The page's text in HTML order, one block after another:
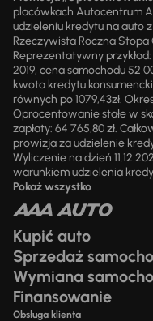
placówkach Autocentrum
udzieleniu kredytu na auto
Rzeczywista Roczna Stopa
Reprezentatywny
2019, cena samochodu 52
kwota kredytu
równych po 1079,43zł.
Oprocentowanie stałe w
zapłaty: 64 765,80 zł.
prowizja za udzielenie
Wyliczenie na dzień
warunkiem udzielenia
Pokaż wszystko
Kupić auto
Sprzedaż
Wymiana
Finansowanie
Obsługa klienta